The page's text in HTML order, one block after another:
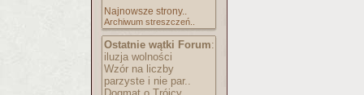
Najnowsze strony..
Archiwum streszczeń..
Ostatnie wątki Forum:
iluzja wolności
Wzór na liczby
parzyste i nie par..